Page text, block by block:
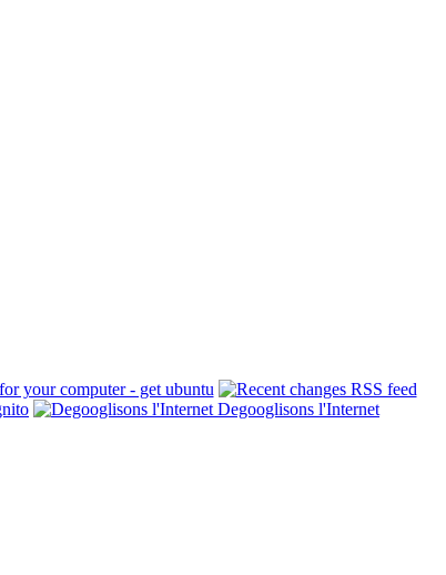
Degooglisons l'Internet